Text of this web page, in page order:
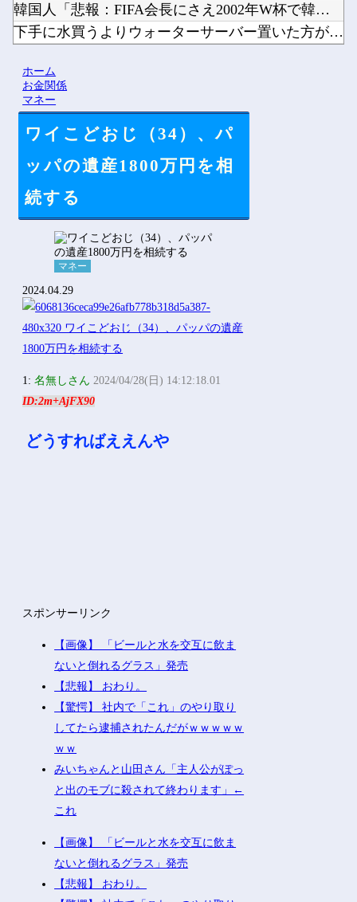
韓国人「悲報：FIFA会長にさえ2002年W杯で韓国が審判を...
下手に水買うよりウォーターサーバー置いた方がよくね？他
Powered by livedoor 相互RSS
ホーム
お金関係
マネー
ワイこどおじ（34）、パ
ッパの遺産1800万円を相
続する
マネー
2024.04.29
1:名無しさん 2024/04/28(日) 14:12:18.01
ID:2m+AjFX90
どうすればええんや
スポンサーリンク
【画像】 「ビールと水を交互に飲ま
ないと倒れるグラス」発売
【悲報】 おわり。
【驚愕】 社内で「これ」のやり取り
してたら逮捕されたんだがｗｗｗｗｗ
ｗｗ
みいちゃんと山田さん「主人公がぽっ
と出のモブに殺されて終わります」←
これ
【画像】 「ビールと水を交互に飲ま
ないと倒れるグラス」発売
【悲報】 おわり。